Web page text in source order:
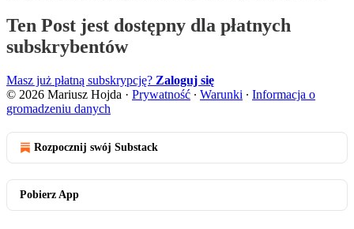
Ten Post jest dostępny dla płatnych
subskrybentów
Masz już płatną subskrypcję? Zaloguj się
© 2026 Mariusz Hojda · Prywatność ∙ Warunki ∙ Informacja o
gromadzeniu danych
Rozpocznij swój Substack
Pobierz App